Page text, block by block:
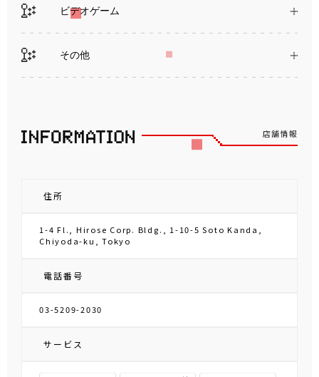
ビデオゲーム
その他
店舗情報
住所
1-4 Fl., Hirose Corp. Bldg., 1-10-5 Soto Kanda,
Chiyoda-ku, Tokyo
電話番号
03-5209-2030
サービス